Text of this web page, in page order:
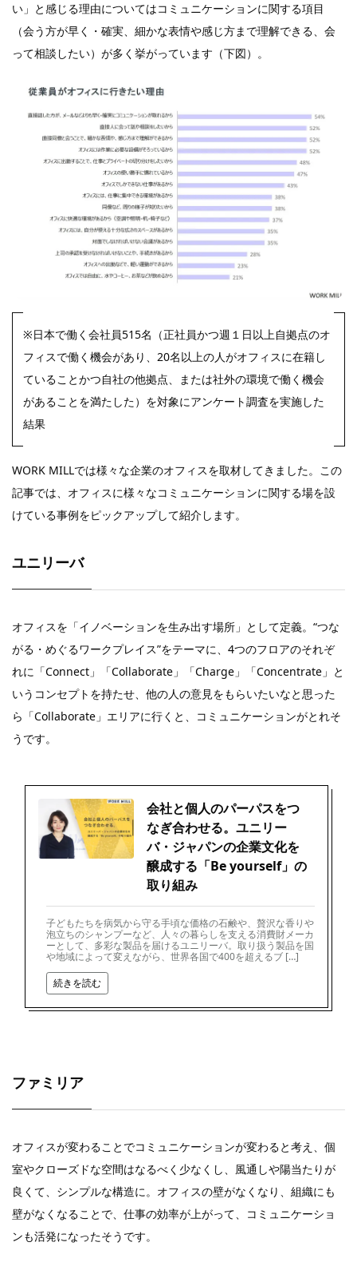
い」と感じる理由についてはコミュニケーションに関する項目
（会う方が早く・確実、細かな表情や感じ方まで理解できる、会
って相談したい）が多く挙がっています（下図）。
※日本で働く会社員515名（正社員かつ週１日以上自拠点のオ
フィスで働く機会があり、20名以上の人がオフィスに在籍し
ていることかつ自社の他拠点、または社外の環境で働く機会
があることを満たした）を対象にアンケート調査を実施した
結果
WORK MILLでは様々な企業のオフィスを取材してきました。この
記事では、オフィスに様々なコミュニケーションに関する場を設
けている事例をピックアップして紹介します。
ユニリーバ
オフィスを「イノベーションを生み出す場所」として定義。“つな
がる・めぐるワークプレイス”をテーマに、4つのフロアのそれぞ
れに「Connect」「Collaborate」「Charge」「Concentrate」と
いうコンセプトを持たせ、他の人の意見をもらいたいなと思った
ら「Collaborate」エリアに行くと、コミュニケーションがとれそ
うです。
会社と個人のパーパスをつ
なぎ合わせる。ユニリー
バ・ジャパンの企業文化を
醸成する「Be yourself」の
取り組み
子どもたちを病気から守る手頃な価格の石鹸や、贅沢な香りや
泡立ちのシャンプーなど、人々の暮らしを支える消費財メーカ
ーとして、多彩な製品を届けるユニリーバ。取り扱う製品を国
や地域によって変えながら、世界各国で400を超えるブ […]
続きを読む
ファミリア
オフィスが変わることでコミュニケーションが変わると考え、個
室やクローズドな空間はなるべく少なくし、風通しや陽当たりが
良くて、シンプルな構造に。オフィスの壁がなくなり、組織にも
壁がなくなることで、仕事の効率が上がって、コミュニケーショ
ンも活発になったそうです。